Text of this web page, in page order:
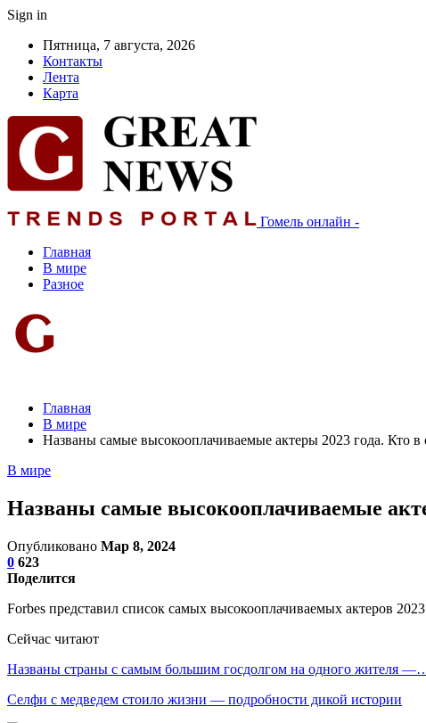
Sign in
Пятница, 7 августа, 2026
Контакты
Лента
Карта
Гомель онлайн -
Главная
В мире
Разное
Главная
В мире
Названы самые высокооплачиваемые актеры 2023 года. Кто в
В мире
Названы самые высокооплачиваемые
Опубликовано Мар 8, 2024
0 623
Поделится
Forbes представил список самых высокооплачиваемых актеров
Сейчас читают
Названы страны с самым большим госдолгом на одного жителя
Селфи с медведем стоило жизни — подробности дикой истории